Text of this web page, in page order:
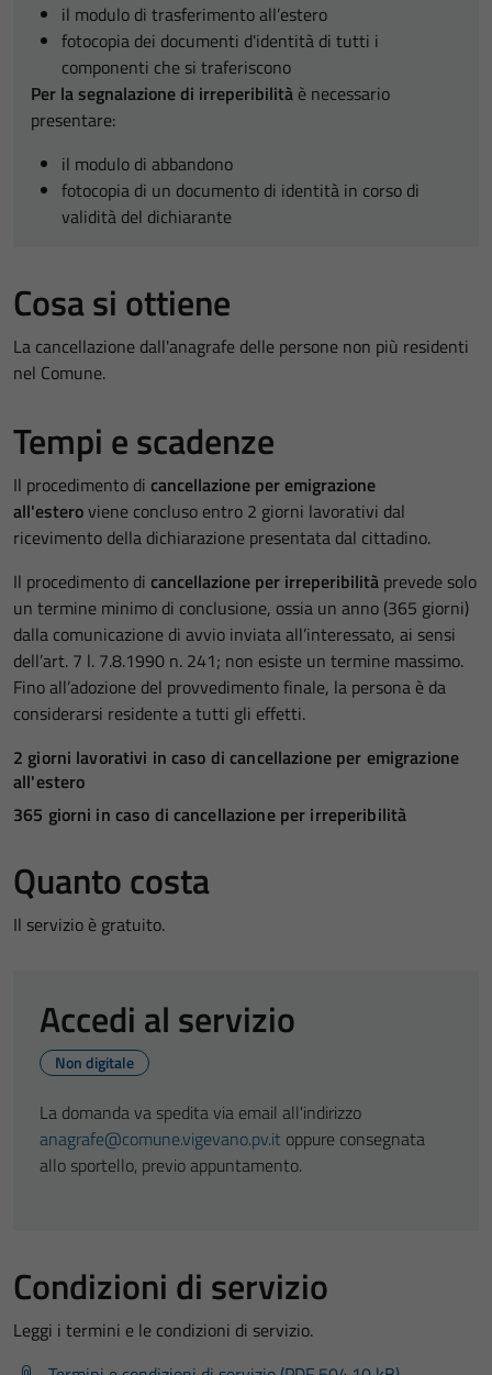
il modulo di trasferimento all’estero
fotocopia dei documenti d'identità di tutti i
componenti che si traferiscono
Per la segnalazione di irreperibilità è necessario
presentare:
il modulo di abbandono
fotocopia di un documento di identità in corso di
validità del dichiarante
Cosa si ottiene
La cancellazione dall'anagrafe delle persone non più residenti
nel Comune.
Tempi e scadenze
Il procedimento di cancellazione per emigrazione
all'esteroviene concluso entro 2 giorni lavorativi dal
ricevimento della dichiarazione presentata dal cittadino.
Il procedimento di cancellazione per irreperibilità prevede solo
un termine minimo di conclusione, ossia un anno (365 giorni)
dalla comunicazione di avvio inviata all’interessato, ai sensi
dell’art. 7 l. 7.8.1990 n. 241; non esiste un termine massimo.
Fino all’adozione del provvedimento finale, la persona è da
considerarsi residente a tutti gli effetti.
2 giorni lavorativi in caso di cancellazione per emigrazione
all'estero
365 giorni in caso di cancellazione per irreperibilità
Quanto costa
Il servizio è gratuito.
Accedi al servizio
Non digitale
La domanda va spedita via email all'indirizzo
anagrafe@comune.vigevano.pv.it oppure consegnata
allo sportello, previo appuntamento.
Condizioni di servizio
Leggi i termini e le condizioni di servizio.